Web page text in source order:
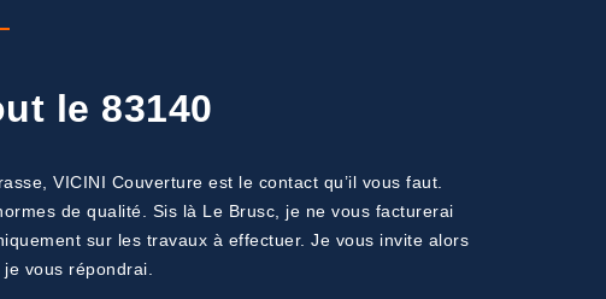
le 83140
VICINI Couverture est le contact qu’il vous faut.
de qualité. Sis là Le Brusc, je ne vous facturerai
sur les travaux à effectuer. Je vous invite alors
vous répondrai.